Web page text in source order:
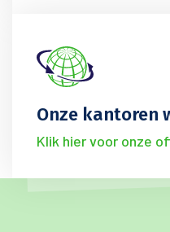
Onze kantoren
Klik hier voor onze